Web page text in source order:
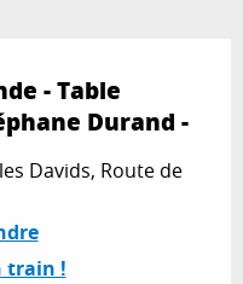
- Table
Durand -
Davids, Route de
train !